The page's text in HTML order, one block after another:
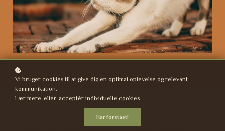
Vi bruger cookies til at give dig en optimal oplevelse og relevant
kommunikation.
Lær mere eller acceptér individuelle cookies .
Har forstået!